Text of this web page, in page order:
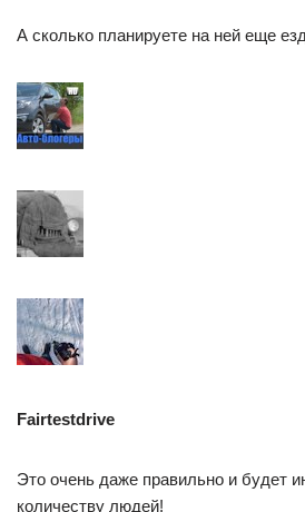
А сколько планируете на ней еще
Fairtestdrive
Это очень даже правильно и будет
количеству людей!